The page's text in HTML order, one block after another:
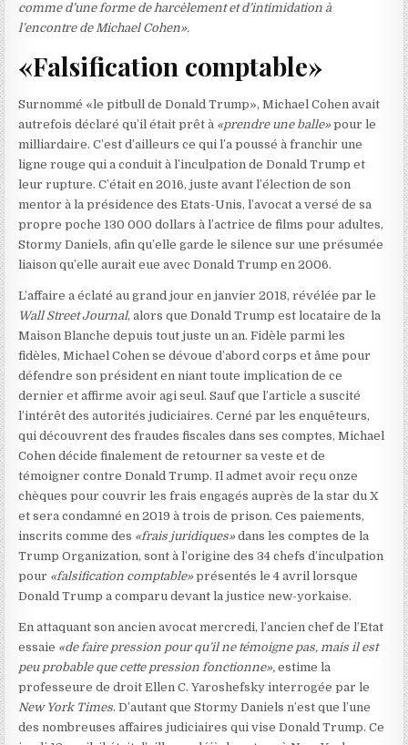
comme d’une forme de harcèlement et d’intimidation à
l’encontre de Michael Cohen».
«Falsification comptable»
Surnommé «le pitbull de Donald Trump», Michael Cohen avait
autrefois déclaré qu’il était prêt à «prendre une balle»pour le
milliardaire. C’est d’ailleurs ce qui l’a poussé à franchir une
ligne rouge qui a conduit à l’inculpation de Donald Trump et
leur rupture. C’était en 2016, juste avant l’élection de son
mentor à la présidence des Etats-Unis, l’avocat a versé de sa
propre poche 130 000 dollars à l’actrice de films pour adultes,
Stormy Daniels, afin qu’elle garde le silence sur une présumée
liaison qu’elle aurait eue avec Donald Trump en 2006.
L’affaire a éclaté au grand jour en janvier 2018, révélée par le
Wall Street Journal, alors que Donald Trump est locataire de la
Maison Blanche depuis tout juste un an. Fidèle parmi les
fidèles, Michael Cohen se dévoue d’abord corps et âme pour
défendre son président en niant toute implication de ce
dernier et affirme avoir agi seul. Sauf que l’article a suscité
l’intérêt des autorités judiciaires. Cerné par les enquêteurs,
qui découvrent des fraudes fiscales dans ses comptes, Michael
Cohen décide finalement de retourner sa veste et de
témoigner contre Donald Trump. Il admet avoir reçu onze
chèques pour couvrir les frais engagés auprès de la star du X
et sera condamné en 2019 à trois de prison. Ces paiements,
inscrits comme des «frais juridiques»dans les comptes de la
Trump Organization, sont à l’origine des 34 chefs d’inculpation
pour «falsification comptable»présentés le 4 avril lorsque
Donald Trump a comparu devant la justice new-yorkaise.
En attaquant son ancien avocat mercredi, l’ancien chef de l’Etat
essaie «de faire pression pour qu’il ne témoigne pas, mais il est
peu probable que cette pression fonctionne»,estime la
professeure de droit Ellen C. Yaroshefsky interrogée par le
New York Times. D’autant que Stormy Daniels n’est que l’une
des nombreuses affaires judiciaires qui vise Donald Trump. Ce